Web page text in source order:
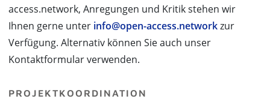
access.network, Anregungen und Kritik stehen wir
Ihnen gerne unter info@open-access.networkzur
Verfügung. Alternativ können Sie auch unser
Kontaktformular verwenden.
PROJEKTKOORDINATION